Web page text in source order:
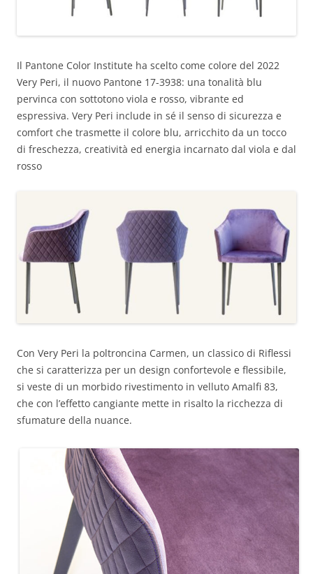
Il Pantone Color Institute ha scelto come colore del 2022
Very Peri, il nuovo Pantone 17-3938: una tonalità blu
pervinca con sottotono viola e rosso, vibrante ed
espressiva. Very Peri include in sé il senso di sicurezza e
comfort che trasmette il colore blu, arricchito da un tocco
di freschezza, creatività ed energia incarnato dal viola e dal
rosso
Con Very Peri la poltroncina Carmen, un classico di Riflessi
che si caratterizza per un design confortevole e flessibile,
si veste di un morbido rivestimento in velluto Amalfi 83,
che con l’effetto cangiante mette in risalto la ricchezza di
sfumature della nuance.